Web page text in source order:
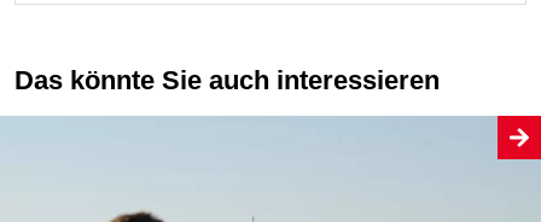
Das könnte Sie auch interessieren